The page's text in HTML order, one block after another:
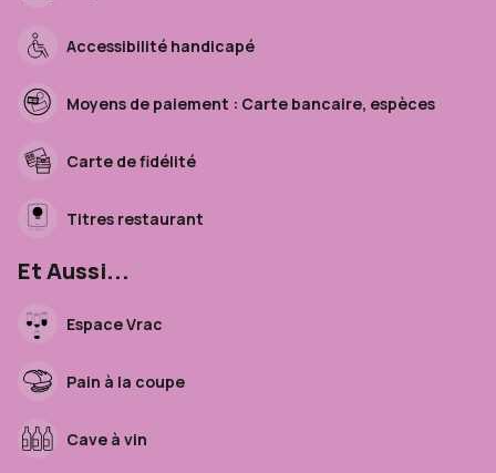
Accessibilité handicapé
Moyens de paiement : Carte bancaire, espèces
Carte de fidélité
Titres restaurant
Et Aussi...
Espace Vrac
Pain à la coupe
Cave à vin